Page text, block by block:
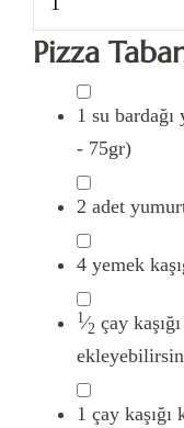
Pizza
1 su bardağı
- 75gr)
2 adet
4 yemek
1⁄2 çay kaşığı
1 çay kaşığı